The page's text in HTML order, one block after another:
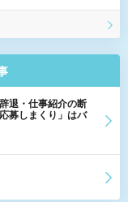
退・仕事紹介の断
募しまくり」はバ